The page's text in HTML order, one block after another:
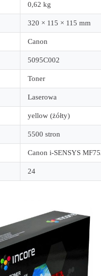
0,62 kg
320 × 115 × 115 mm
Canon
5095C002
Toner
Laserowa
yellow (żółty)
5500 stron
Canon i-SENSYS
24